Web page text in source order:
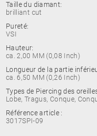
Taille du diamant:
brilliant cut
Pureté:
VSI
Hauteur:
ca. 2,00 MM (0,08 Inch)
Longueur de la partie
ca. 6,50 MM (0,26 Inch)
Types de Piercing des
Lobe, Tragus, Conque,
Référence article :
3017SPI-09